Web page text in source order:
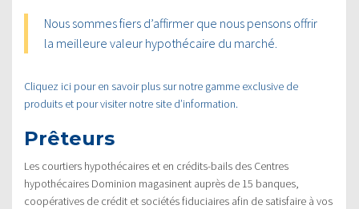
Nous sommes fiers d’affirmer que nous pensons offrir
la meilleure valeur hypothécaire du marché.
Cliquez ici pour en savoir plus sur notre gamme exclusive de
produits et pour visiter notre site d’information.
Prêteurs
Les courtiers hypothécaires et en crédits-bails des Centres
hypothécaires Dominion magasinent auprès de 15 banques,
coopératives de crédit et sociétés fiduciaires afin de satisfaire à vos